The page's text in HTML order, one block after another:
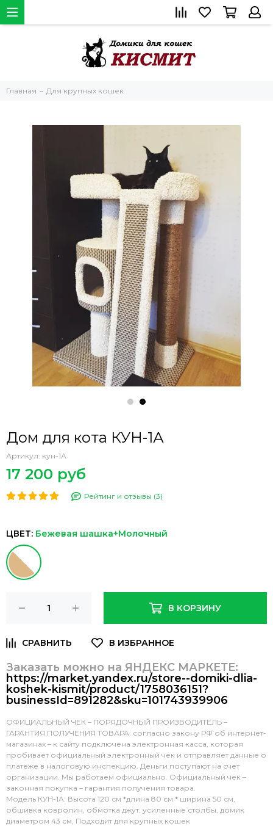
Главная Для крупных кошек
Дом для кота КУН-1А
Артикул: кун-1А
17 200 руб
Рейтинг и отзывы (3)
ЦВЕТ: Бежевая шашка+Молочный
В КОРЗИНУ
Заказать можно на ЯНДЕКС МАРКЕТЕ:
https://market.yandex.ru/store--domiki-dlia-
koshek-kismit/product/1758036151?
businessId=891282&sku=101743939906
ОФИЦИАЛЬНЫЙ ЧЕК – ПОРЯДОЧНЫЙ ПРОИЗВОДИТЕЛЬ –
ГАРАНТИЯ ПОЛУЧЕНИЯ ТОВАРА: согласно закону РФ об интернет-
магазинах – к сайту подключена электронная касса, которая
пробивает официальный электронный чек и отправляет данные о
платеже в налоговую инспекцию. Деньги поступают на счет
организации. Мы работаем официально. Официальный чек –
законная покупка – гарантия получения товара.
Модель КУН-1А: Высота 120 см *длина 80 см * ширина 50 см,
обшивка ковролин, обмотка джут, усиленные столбы, домик
диаметром 43 см, Подходит для крупных кошек